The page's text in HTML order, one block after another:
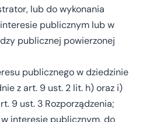
lub do wykonania
publicznym lub w
publicznej powierzonej
publicznego w dziedzinie
z art. 9 ust. 2 lit. h) oraz i)
9 ust. 3 Rozporządzenia;
interesie publicznym, do